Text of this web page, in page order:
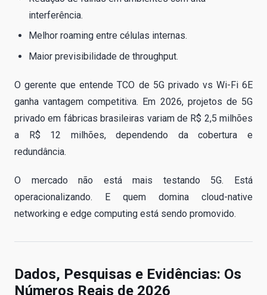
interferência.
Melhor roaming entre células internas.
Maior previsibilidade de throughput.
O gerente que entende TCO de 5G privado vs Wi-Fi 6E
ganha vantagem competitiva. Em 2026, projetos de 5G
privado em fábricas brasileiras variam de R$ 2,5 milhões
a R$ 12 milhões, dependendo da cobertura e
redundância.
O mercado não está mais testando 5G. Está
operacionalizando. E quem domina cloud-native
networking e edge computing está sendo promovido.
Dados, Pesquisas e Evidências: Os
Números Reais de 2026